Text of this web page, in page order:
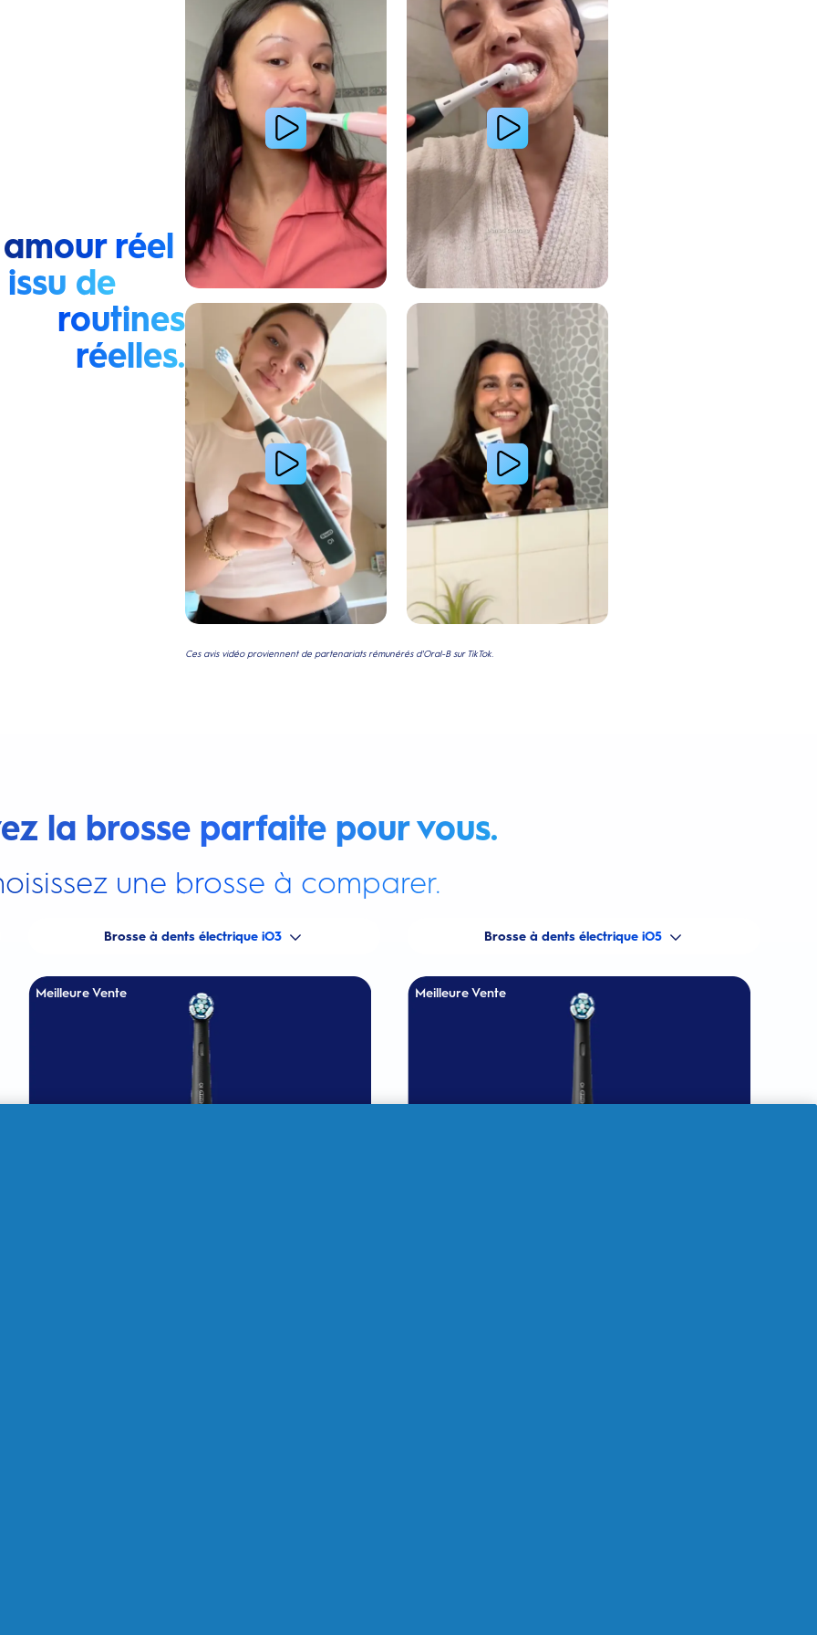
réel
issu de
routines
réelles.
Lire la vidéo : La routine du matin d’une jeune femme avec le système de brosse à dents électrique Oral-B
Lire la vidéo : Le secret d’une jeune femme pour des dents plus blanches
Ces avis vidéo proviennent de partenariats rémunérés d'Oral-B sur TikTok.
la brosse parfaite pour vous.
une brosse à comparer.
Brosse à dents électrique iO3
Meilleure Vente
Brosse à dents électrique iO5
Meilleure Vente